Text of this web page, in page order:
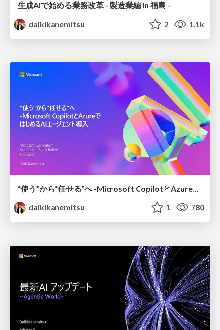
生成AIで始める業務改革 - 製造業編 in 福島 -
daikikanemitsu
2 1.1k
daikikanemitsu
1 780